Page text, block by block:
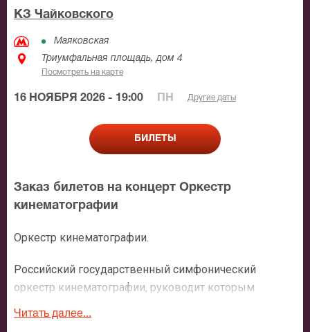
КЗ Чайковского
Маяковская
Триумфальная площадь, дом 4
Посмотреть на карте
16 НОЯБРЯ 2026 - 19:00 ПН Другие даты
БИЛЕТЫ
Заказ билетов на концерт Оркестр
кинематографии
Оркестр кинематографии.
Российский государственный симфонический
оркестр кинематографии, руководит которым
сегодня известный дирижер Сергей Скрипка –
коллектив со славной историей и богатыми
Читать далее...